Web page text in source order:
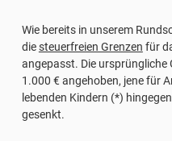
Wie bereits in unserem
diesteuerfreien Grenzen für
angepasst. Die ursprüngliche
1.000 € angehoben, jene für
lebenden Kindern (*)
gesenkt.